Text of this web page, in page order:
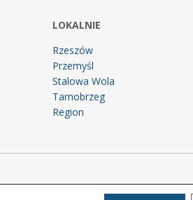
LOKALNIE
Rzeszów
Przemyśl
Stalowa Wola
Tarnobrzeg
Region